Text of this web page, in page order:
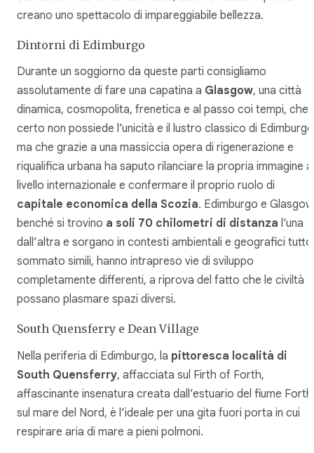
creano uno spettacolo di impareggiabile bellezza.
Dintorni di Edimburgo
Durante un soggiorno da queste parti consigliamo
assolutamente di fare una capatina a Glasgow, una città
dinamica, cosmopolita, frenetica e al passo coi tempi, che
certo non possiede l’unicità e il lustro classico di Edimburgo
ma che grazie a una massiccia opera di rigenerazione e
riqualifica urbana ha saputo rilanciare la propria immagine a
livello internazionale e confermare il proprio ruolo di
capitale economica della Scozia. Edimburgo e
benché si trovino a soli 70 chilometri di distanza l’una
dall’altra e sorgano in contesti ambientali e geografici tutto
sommato simili, hanno intrapreso vie di sviluppo
completamente differenti, a riprova del fatto che le civiltà
possano plasmare spazi diversi.
South Quensferry e Dean Village
Nella periferia di Edimburgo, la pittoresca località di
South Quensferry, affacciata sul Firth of Forth,
affascinante insenatura creata dall’estuario del fiume Forth
sul mare del Nord, è l’ideale per una gita fuori porta in cui
respirare aria di mare a pieni polmoni.